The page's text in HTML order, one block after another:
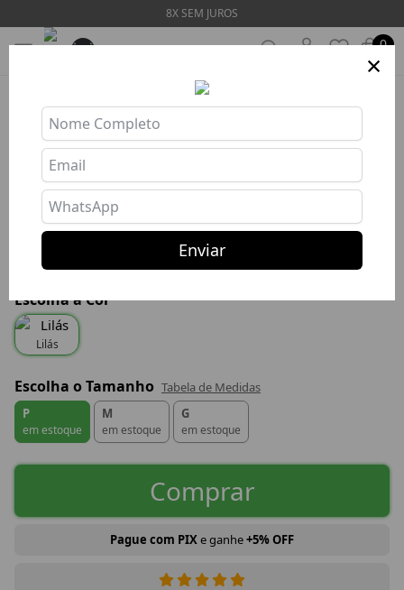
8X SEM JUROS
0
CALÇA DYNAMIC LILAC
Ref: CIG852
R$ 275,77
R$ 220,62
R$ 209,59 com PIX
ou 8x R$ 27,58 s/ juros
Escolha a Cor
Lilás
Escolha o Tamanho Tabela de Medidas
P
em estoque
M
em estoque
G
em estoque
Comprar
Pague com PIXe ganhe+5% OFF
×
Enviar